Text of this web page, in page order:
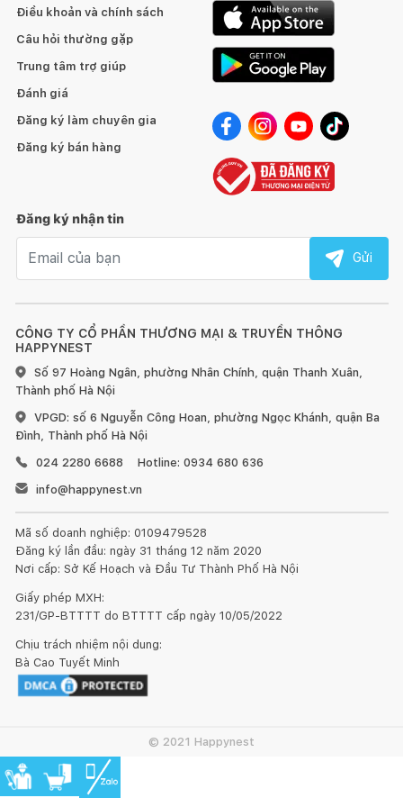
Tránh để đồ quá nóng hoặc quá lạnh trực tiếp lên bề mặt
Sử dụng vải khô để làm sạch bề mặt gỗ ngay khi bị bẩn.
Đối với đồ nội thất làm từ gỗ, chúng tôi khuyến nghị nên
dùng sáp và xi bóng gỗ để chà sạch và làm mới ít nhất 6 tháng
Đồ nội thất bằng gỗ sẽ có sự khác nhau về vân gỗ hoặc
những tì vết tự nhiên mà không làm ảnh hưởng đến chất lượng
và tính thẩm mỹ của sản phẩm.
1. Đối với đồ gỗ ngoài trời:
Đồ gỗ đặt ở ngoài trời như ban công, trong vườn hay bên
cạnh bể bơi, nên chọn những vị trí không có ánh nắng trực
tiếp, tốt nhất là dưới bóng râm và mái hiên. Khi trời quá nắng
hoặc quá lạnh cần một lớp vải bọc lên trên để tránh cho gỗ bị
nứt và bề mặt gỗ bị lão hóa.
Khoảng 3 - 6 tháng một lần nên làm mới bàn ghế với dầu
bảo quản gỗ chuyên dùng. Các loại dầu bảo quản này có các
khả năng thẩm thấu sâu vào các sợi gỗ, giúp tăng khả năng
chống chịu mưa, nắng, tia tử ngoại, nấm mốc... và co giãn theo
Trong quá trình thực hiện bảo trì sản phẩm bạn nên chọn
nơi khô ráo, không để bị dính nước mưa. Trước tiên, hãy làm
CÔNG TY CỔ PHẦN THƯƠNG MẠI & TRUYỀN THÔNG
HAPPYNEST
Số 97 Hoàng Ngân, phường Nhân Chính, quận Thanh Xuân,
Thành phố Hà Nội
VPGD: số 6 Nguyễn Công Hoan, phường Ngọc Khánh, quận Ba
Đình, Thành phố Hà Nội
024 2280 6688
Hotline: 0934 680 636
info@happynest.vn
Mã số doanh nghiệp: 0109479528
Đăng ký lần đầu: ngày 31 tháng 12 năm 2020
Nơi cấp: Sở Kế Hoạch và Đầu Tư Thành Phố Hà Nội
Giấy phép MXH:
231/GP-BTTTT do BTTTT cấp ngày 10/05/2022
Chịu trách nhiệm nội dung:
Bà Cao Tuyết Minh
Điều khoản và chính sách
Câu hỏi thường gặp
Trung tâm trợ giúp
Đánh giá
Đăng ký làm chuyên gia
Đăng ký bán hàng
Đăng ký nhận tin
Gửi
© 2021 Happynest